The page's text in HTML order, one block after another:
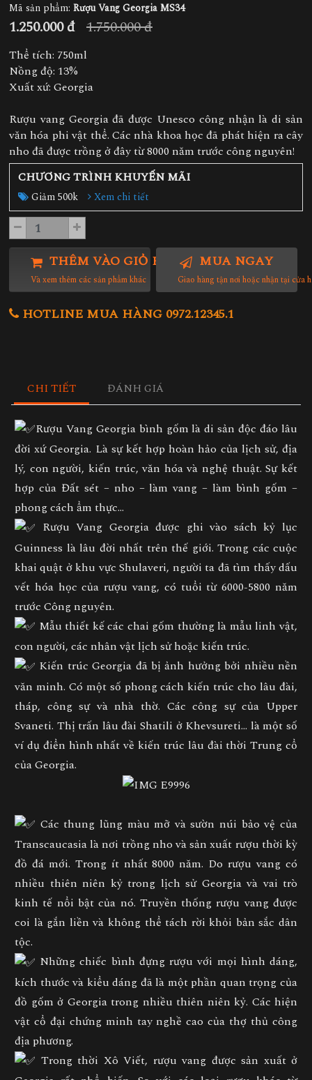
Mã sản phẩm: Rượu Vang Georgia MS34
1.250.000 đ 1.750.000 đ
Thể tích: 750ml
Nồng độ: 13%
Xuất xứ: Georgia
Rượu vang Georgia đã được Unesco công nhận là di sản
văn hóa phi vật thể. Các nhà khoa học đã phát hiện ra cây
nho đã được trồng ở đây từ 8000 năm trước công nguyên!
CHƯƠNG TRÌNH KHUYẾN MÃI
Giảm 500k Xem chi tiết
THÊM VÀO GIỎ HÀNG
Và xem thêm các sản phẩm khác
MUA NGAY
Giao hàng tận nơi hoặc nhận tại cửa
HOTLINE MUA HÀNG 0972.12345.1
CHI TIẾT ĐÁNH GIÁ
Rượu Vang Georgia bình gốm là di sản độc đáo lâu
đời xứ Georgia. Là sự kết hợp hoàn hảo của lịch sử, địa
lý, con người, kiến trúc, văn hóa và nghệ thuật. Sự kết
hợp của Đất sét – nho – làm vang – làm bình gốm –
phong cách ẩm thực…
Rượu Vang Georgia được ghi vào sách kỷ lục
Guinness là lâu đời nhất trên thế giới. Trong các cuộc
khai quật ở khu vực Shulaveri, người ta đã tìm thấy dấu
vết hóa học của rượu vang, có tuổi từ 6000-5800 năm
trước Công nguyên.
Mẫu thiết kế các chai gốm thường là mẫu linh vật,
con người, các nhân vật lịch sử hoặc kiến trúc.
Kiến trúc Georgia đã bị ảnh hưởng bởi nhiều nền
văn minh. Có một số phong cách kiến trúc cho lâu đài,
tháp, công sự và nhà thờ. Các công sự của Upper
Svaneti. Thị trấn lâu đài Shatili ở Khevsureti… là một số
ví dụ điển hình nhất về kiến trúc lâu đài thời Trung cổ
của Georgia.
Các thung lũng màu mỡ và sườn núi bảo vệ của
Transcaucasia là nơi trồng nho và sản xuất rượu thời kỳ
đồ đá mới. Trong ít nhất 8000 năm. Do rượu vang có
nhiều thiên niên kỷ trong lịch sử Georgia và vai trò
kinh tế nổi bật của nó. Truyền thống rượu vang được
coi là gắn liền và không thể tách rời khỏi bản sắc dân
tộc.
Những chiếc bình đựng rượu với mọi hình dáng,
kích thước và kiểu dáng đã là một phần quan trọng của
đồ gốm ở Georgia trong nhiều thiên niên kỷ. Các hiện
vật cổ đại chứng minh tay nghề cao của thợ thủ công
địa phương.
Trong thời Xô Viết, rượu vang được sản xuất ở